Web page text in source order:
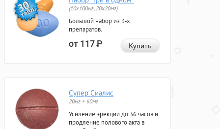
(10x100мг, 20x20мг)
Большой набор из 3-х
препаратов.
от 117Р Купить
Супер Сиалис
20мг + 60мг
Усиление эрекции до 36 часов и
продление полового акта в